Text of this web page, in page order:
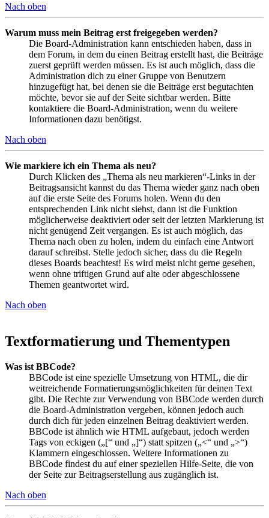
Nach oben
Warum muss mein Beitrag erst freigegeben werden?
Die Board-Administration kann entschieden haben, dass in
dem Forum, in dem du einen Beitrag erstellt hast, die Beiträge
zuerst geprüft werden müssen. Es ist auch möglich, dass die
Administration dich zu einer Gruppe von Benutzern
hinzugefügt hat, bei denen sie die Beiträge erst begutachten
möchte, bevor sie auf der Seite sichtbar werden. Bitte
kontaktiere die Board-Administration, wenn du weitere
Informationen dazu benötigst.
Nach oben
Wie markiere ich ein Thema als neu?
Durch Klicken des „Thema als neu markieren“-Links in der
Beitragsansicht kannst du das Thema wieder ganz nach oben
auf die erste Seite des Forums holen. Wenn du den
entsprechenden Link nicht siehst, dann ist die Funktion
möglicherweise deaktiviert oder seit der letzten Markierung ist
nicht genügend Zeit vergangen. Es ist auch möglich, das
Thema nach oben zu holen, indem du einfach eine Antwort
darauf schreibst. Stelle jedoch sicher, dass du die Regeln
dieses Boards beachtest! Es wird meist nicht gerne gesehen,
wenn ohne triftigen Grund auf alte oder abgeschlossene
Themen geantwortet wird.
Nach oben
Textformatierung und Thementypen
Was ist BBCode?
BBCode ist eine spezielle Umsetzung von HTML, die dir
weitreichende Formatierungsmöglichkeiten für deinen Text
gibt. Die Rechte zur Verwendung von BBCode werden durch
die Board-Administration vergeben, können jedoch auch
durch dich für jeden einzelnen Beitrag deaktiviert werden.
BBCode ist ähnlich wie HTML aufgebaut, jedoch werden
Tags von eckigen („[“ und „]“) statt spitzen („<“ und „>“)
Klammern eingeschlossen. Weitere Informationen zu
BBCode findest du auf einer speziellen Hilfe-Seite, die von
der Seite zur Beitragserstellung aus zugänglich ist.
Nach oben